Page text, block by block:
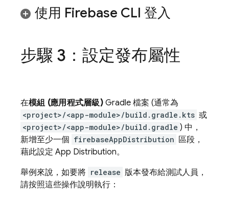
使用 Firebase CLI 登入
步驟 3：設定發布屬性
在模組 (應用程式層級)Gradle 檔案 (通常為
<project>/<app-module>/build.gradle.kts 或
<project>/<app-module>/build.gradle ) 中，
新增至少一個 firebaseAppDistribution 區段，
藉此設定 App Distribution。
舉例來說，如要將 release 版本發布給測試人員，
請按照這些操作說明執行：